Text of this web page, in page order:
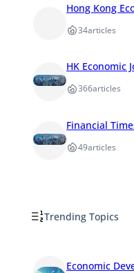
Hong Kong
34articles
HK Economic
366articles
Financial
49articles
Trending Topics
Economic